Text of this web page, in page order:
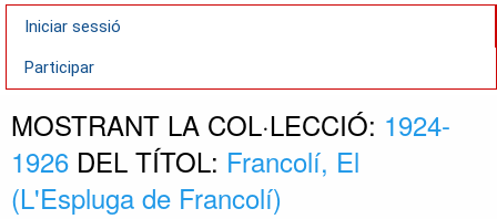
Iniciar sessió
Participar
MOSTRANT LA COL·LECCIÓ: 1924-
1926 DEL TÍTOL: Francolí, El
(L'Espluga de Francolí)